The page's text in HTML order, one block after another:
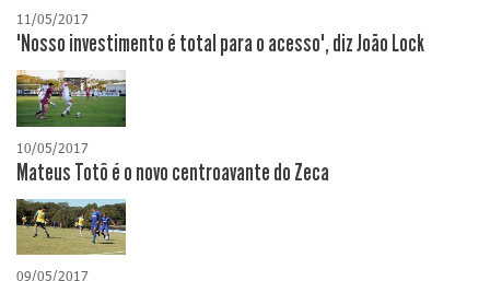
11/05/2017
"Nosso investimento é total para o acesso", diz João Lock
10/05/2017
Mateus Totô é o novo centroavante do Zeca
09/05/2017